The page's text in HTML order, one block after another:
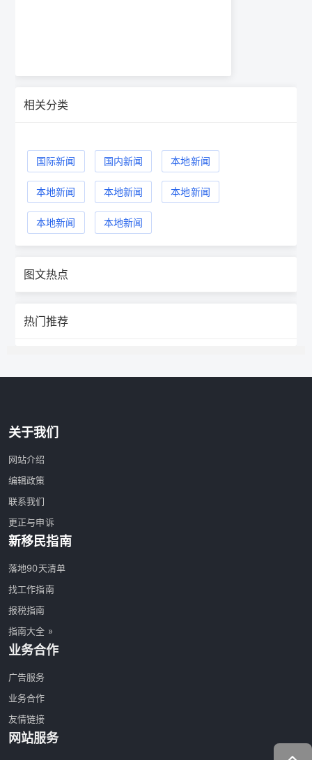
相关分类
国际新闻 国内新闻 本地新闻
本地新闻 本地新闻 本地新闻
本地新闻 本地新闻
图文热点
热门推荐
关于我们
网站介绍
编辑政策
联系我们
更正与申诉
新移民指南
落地90天清单
找工作指南
报税指南
指南大全 »
业务合作
广告服务
业务合作
友情链接
网站服务